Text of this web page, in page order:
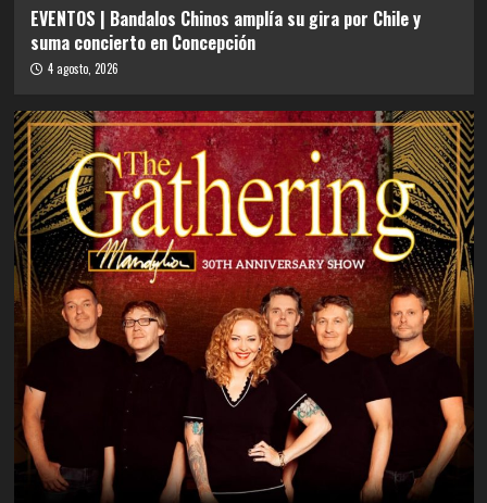
EVENTOS | Bandalos Chinos amplía su gira por Chile y
suma concierto en Concepción
4 agosto, 2026